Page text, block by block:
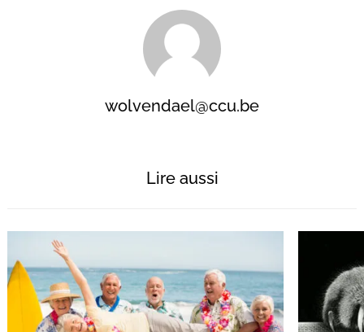
wolvendael@ccu.be
Lire aussi
Recherche
pour
: